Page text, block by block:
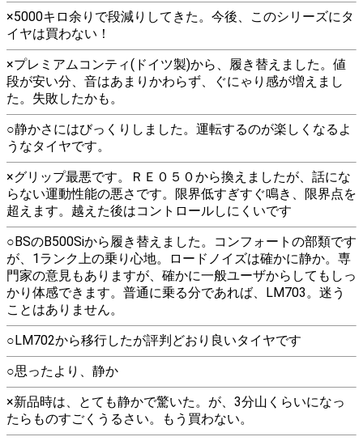
×5000キロ余りで段減りしてきた。今後、このシリーズにタ
イヤは買わない！
×プレミアムコンティ(ドイツ製)から、履き替えました。値
段が安い分、音はあまりかわらず、ぐにゃり感が増えまし
た。失敗したかも。
○静かさにはびっくりしました。運転するのが楽しくなるよ
うなタイヤです。
×グリップ最悪です。ＲＥ０５０から換えましたが、話にな
らない運動性能の悪さです。限界低すぎすぐ鳴き、限界点を
超えます。越えた後はコントロールしにくいです
○BSのB500Siから履き替えました。コンフォートの部類です
が、1ランク上の乗り心地。ロードノイズは確かに静か。専
門家の意見もありますが、確かに一般ユーザからしてもしっ
かり体感できます。普通に乗る分であれば、LM703。迷う
ことはありません。
○LM702から移行したが評判どおり良いタイヤです
○思ったより、静か
×新品時は、とても静かで驚いた。が、3分山くらいになっ
たらものすごくうるさい。もう買わない。